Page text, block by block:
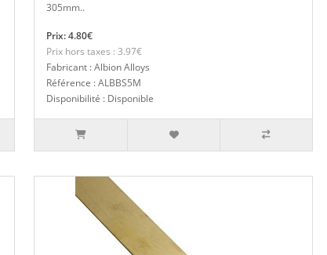
305mm..
Prix: 4.80€
Prix hors taxes : 3.97€
Fabricant : Albion Alloys
Référence : ALBBS5M
Disponibilité : Disponible